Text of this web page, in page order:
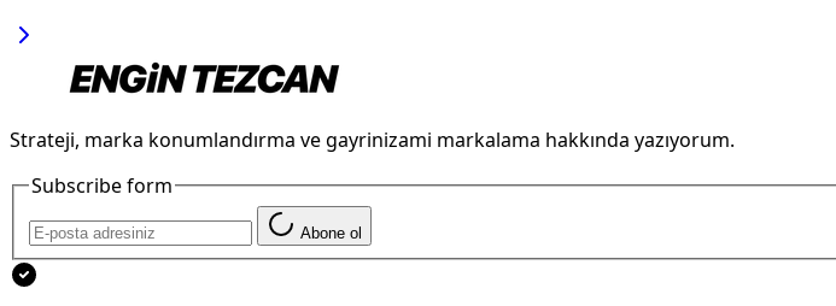
Strateji, marka konumlandırma ve gayrinizami markalama hakkında yazıyorum.
Subscribe form
Abone ol